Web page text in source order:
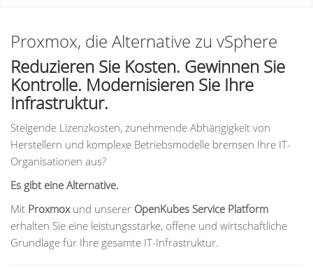
Proxmox, die Alternative zu vSphere
Reduzieren Sie Kosten. Gewinnen Sie
Kontrolle. Modernisieren Sie Ihre
Infrastruktur.
Steigende Lizenzkosten, zunehmende Abhängigkeit von
Herstellern und komplexe Betriebsmodelle bremsen Ihre IT-
Organisationen aus?
Es gibt eine Alternative.
Mit Proxmoxund unserer OpenKubes Service Platform
erhalten Sie eine leistungsstarke, offene und wirtschaftliche
Grundlage für Ihre gesamte IT-Infrastruktur.